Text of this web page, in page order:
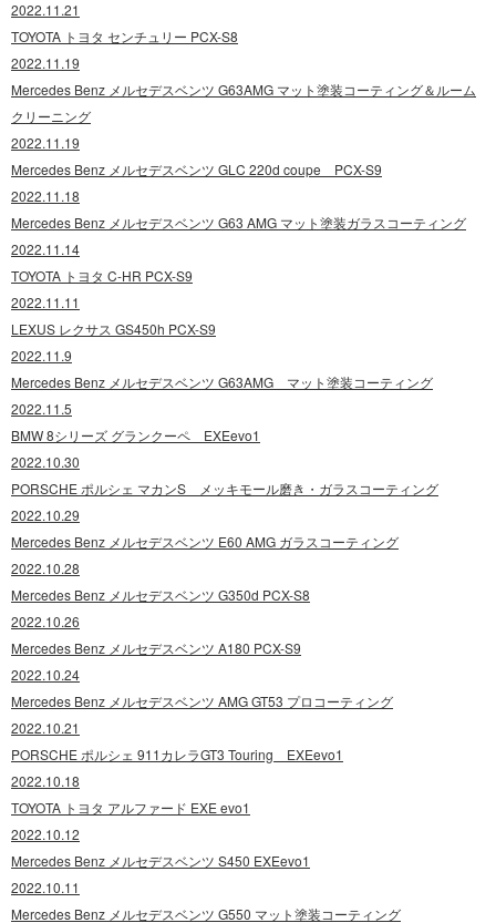
2022.11.21
TOYOTA トヨタ センチュリー PCX-S8
2022.11.19
Mercedes Benz メルセデスベンツ G63AMG マット塗装コーティング＆ルーム
クリーニング
2022.11.19
Mercedes Benz メルセデスベンツ GLC 220d coupe PCX-S9
2022.11.18
Mercedes Benz メルセデスベンツ G63 AMG マット塗装ガラスコーティング
2022.11.14
TOYOTA トヨタ C-HR PCX-S9
2022.11.11
LEXUS レクサス GS450h PCX-S9
2022.11.9
Mercedes Benz メルセデスベンツ G63AMG マット塗装コーティング
2022.11.5
BMW 8シリーズ グランクーペ EXEevo1
2022.10.30
PORSCHE ポルシェ マカンS メッキモール磨き・ガラスコーティング
2022.10.29
Mercedes Benz メルセデスベンツ E60 AMG ガラスコーティング
2022.10.28
Mercedes Benz メルセデスベンツ G350d PCX-S8
2022.10.26
Mercedes Benz メルセデスベンツ A180 PCX-S9
2022.10.24
Mercedes Benz メルセデスベンツ AMG GT53 プロコーティング
2022.10.21
PORSCHE ポルシェ 911カレラGT3 Touring EXEevo1
2022.10.18
TOYOTA トヨタ アルファード EXE evo1
2022.10.12
Mercedes Benz メルセデスベンツ S450 EXEevo1
2022.10.11
Mercedes Benz メルセデスベンツ G550 マット塗装コーティング